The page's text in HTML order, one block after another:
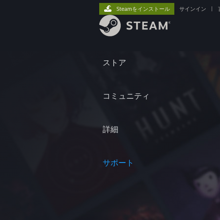
ストア
コミュニティ
詳細
サポート
Steamをインストール サインイン